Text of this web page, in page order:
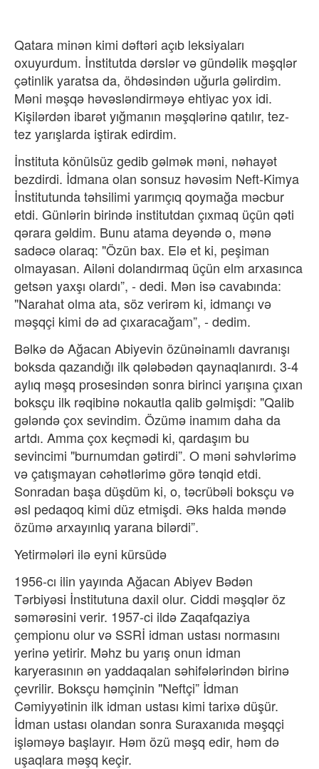
Qatara minən kimi dəftəri açıb leksiyaları
oxuyurdum. İnstitutda dərslər və gündəlik məşqlər
çətinlik yaratsa da, öhdəsindən uğurla gəlirdim.
Məni məşqə həvəsləndirməyə ehtiyac yox idi.
Kişilərdən ibarət yığmanın məşqlərinə qatılır, tez-
tez yarışlarda iştirak edirdim.
İnstituta könülsüz gedib gəlmək məni, nəhayət
bezdirdi. İdmana olan sonsuz həvəsim Neft-Kimya
İnstitutunda təhsilimi yarımçıq qoymağa məcbur
etdi. Günlərin birində institutdan çıxmaq üçün qəti
qərara gəldim. Bunu atama deyəndə o, mənə
sadəcə olaraq: "Özün bax. Elə et ki, peşiman
olmayasan. Ailəni dolandırmaq üçün elm arxasınca
getsən yaxşı olardı”, - dedi. Mən isə cavabında:
"Narahat olma ata, söz verirəm ki, idmançı və
məşqçi kimi də ad çıxaracağam”, - dedim.
Bəlkə də Ağacan Abiyevin özünəinamlı davranışı
boksda qazandığı ilk qələbədən qaynaqlanırdı. 3-4
aylıq məşq prosesindən sonra birinci yarışına çıxan
boksçu ilk rəqibinə nokautla qalib gəlmişdi: "Qalib
gələndə çox sevindim. Özümə inamım daha da
artdı. Amma çox keçmədi ki, qardaşım bu
sevincimi "burnumdan gətirdi”. O məni səhvlərimə
və çatışmayan cəhətlərimə görə tənqid etdi.
Sonradan başa düşdüm ki, o, təcrübəli boksçu və
əsl pedaqoq kimi düz etmişdi. Əks halda məndə
özümə arxayınlıq yarana bilərdi”.
Yetirmələri ilə eyni kürsüdə
1956-cı ilin yayında Ağacan Abiyev Bədən
Tərbiyəsi İnstitutuna daxil olur. Ciddi məşqlər öz
səmərəsini verir. 1957-ci ildə Zaqafqaziya
çempionu olur və SSRİ idman ustası normasını
yerinə yetirir. Məhz bu yarış onun idman
karyerasının ən yaddaqalan səhifələrindən birinə
çevrilir. Boksçu həmçinin "Neftçi” İdman
Cəmiyyətinin ilk idman ustası kimi tarixə düşür.
İdman ustası olandan sonra Suraxanıda məşqçi
işləməyə başlayır. Həm özü məşq edir, həm də
uşaqlara məşq keçir.